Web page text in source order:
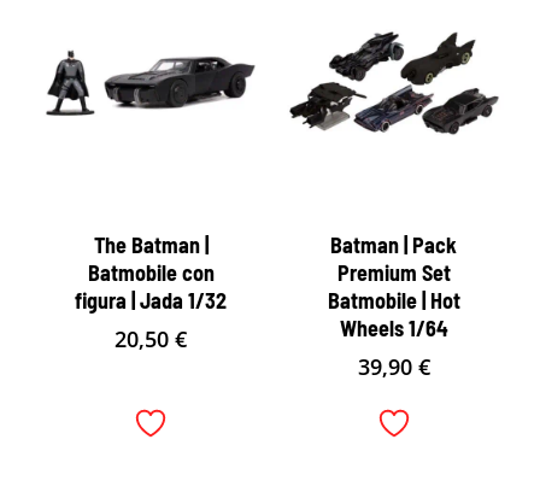
The Batman |
Batmobile con
figura | Jada 1/32
20,50€
Batman | Pack
Premium Set
Batmobile | Hot
Wheels 1/64
39,90 €